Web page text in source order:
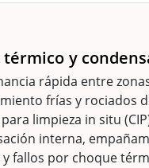
térmico y
rápida entre
frías y rociados
limpieza in situ
interna,
fallos por choque